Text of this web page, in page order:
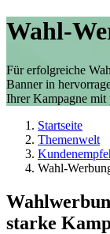
Wahl-
Für erfolgreiche
Banner in
Ihrer Kampagne mit
Startseite
Themenwelt
Wahl-
starke